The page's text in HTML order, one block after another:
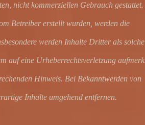
nicht kommerziellen Gebrauch gestattet.
Betreiber erstellt wurden, werden die
werden Inhalte Dritter als solche
auf eine Urheberrechtsverletzung
Hinweis. Bei Bekanntwerden von
Inhalte umgehend entfernen.